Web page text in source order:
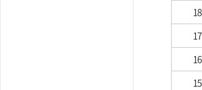
18
17
16
15